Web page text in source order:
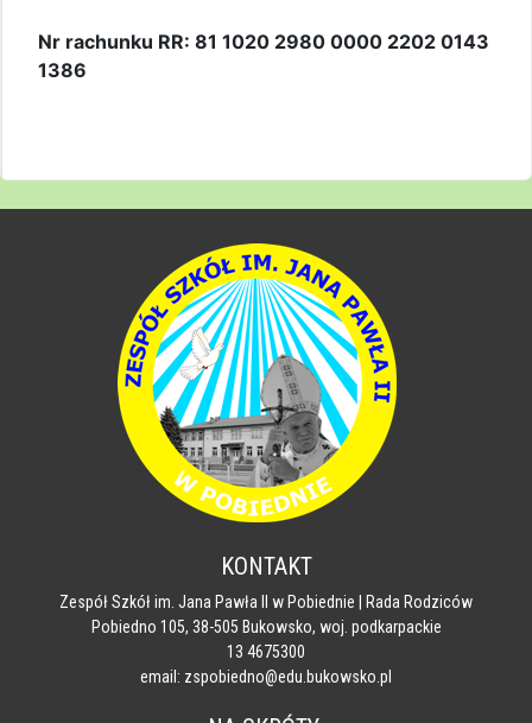
Nr rachunku RR: 81 1020 2980 0000 2202 0143
1386
KONTAKT
Zespół Szkół im. Jana Pawła II w Pobiednie | Rada Rodziców
Pobiedno 105, 38-505 Bukowsko, woj. podkarpackie
13 4675300
email: zspobiedno@edu.bukowsko.pl